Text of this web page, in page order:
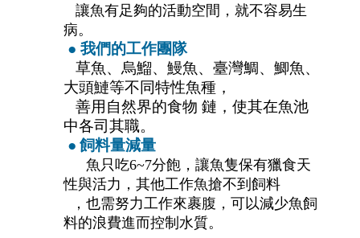
讓魚有足夠的活動空間，就不容易生
病。
● 我們的工作團隊
草魚、烏鰡、鰻魚、臺灣鯛、鯽魚、
大頭鰱等不同特性魚種，
善用自然界的食物 鏈，使其在魚池
中各司其職。
● 飼料量減量
魚只吃6~7分飽，讓魚隻保有獵食天
性與活力，其他工作魚搶不到飼料
，也需努力工作來裹腹，可以減少魚飼
料的浪費進而控制水質。